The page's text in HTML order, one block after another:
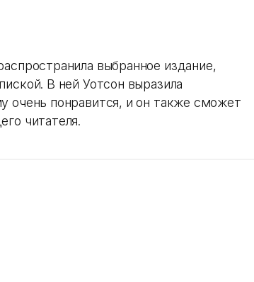
выбранное издание,
В ней Уотсон выразила
очень понравится, и он также сможет
читателя.